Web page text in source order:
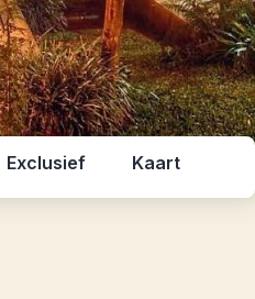
Exclusief Kaart